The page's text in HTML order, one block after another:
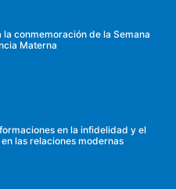
la conmemoración de la Semana
Materna
en la infidelidad y el
las relaciones modernas